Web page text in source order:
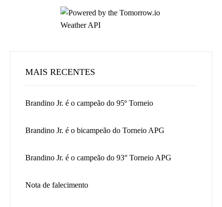
MAIS RECENTES
Brandino Jr. é o campeão do 95º Torneio
Brandino Jr. é o bicampeão do Torneio APG
Brandino Jr. é o campeão do 93° Torneio APG
Nota de falecimento